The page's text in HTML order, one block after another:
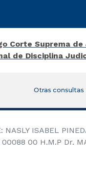
Otras consultas
ISABEL
00 H.M.P Dr.